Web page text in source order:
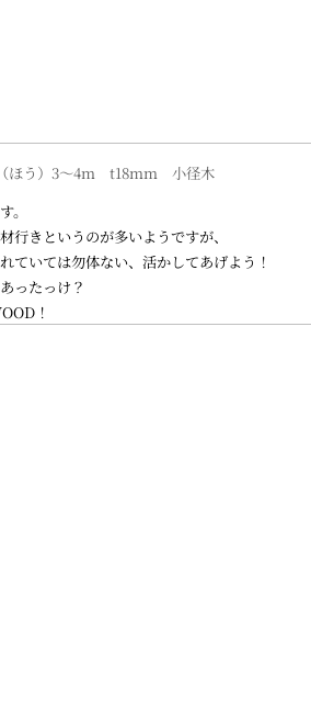
う）3～4m t18mm 小径木
。
行きというのが多いようですが、
ていては勿体ない、活かしてあげよう！
ったっけ？
！